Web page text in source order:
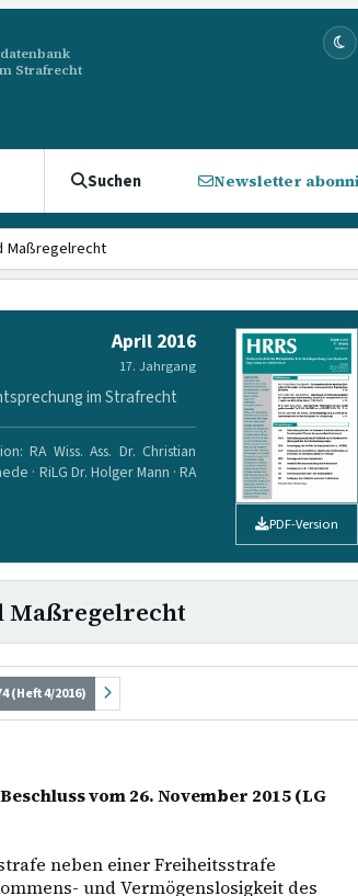
Strafrecht
Suchen Newsletter
Maßregelrecht
April 2016
17. Jahrgang
im Strafrecht
RA Wiss. Ass. Dr. Christian
· RiLG Dr. Holger Mann · RA
PDF-Version
Maßregelrecht
(Heft 4/2016)
Beschluss vom 26. November 2015 (LG
neben einer Freiheitsstrafe
und Vermögenslosigkeit des